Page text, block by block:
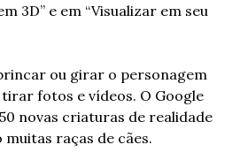
3D” e em “Visualizar em seu
ou girar o personagem
tirar fotos e vídeos. O Google
novas criaturas de realidade
raças de cães.